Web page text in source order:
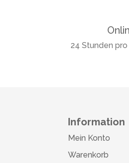
24 Stunden
Information
Mein Konto
Warenkorb